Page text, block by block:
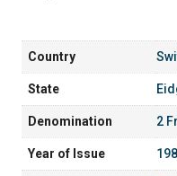
Country
State
Denomination 2
Year of Issue